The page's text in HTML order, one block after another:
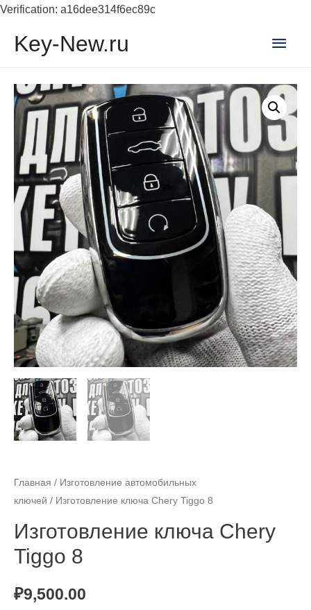
Verification: a16dee314f6ec89c
Key-New.ru
Главная / Изготовление автомобильных
ключей / Изготовление ключа Chery Tiggo 8
Изготовление ключа Chery
Tiggo 8
₽9,500.00